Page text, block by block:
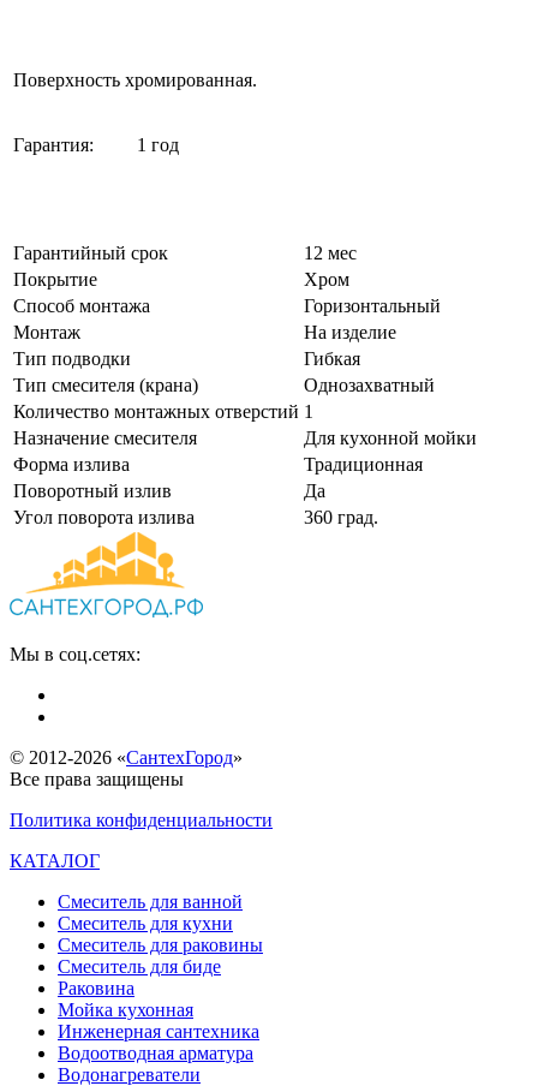
Поверхность хромированная.
Гарантия: 1 год
Гарантийный срок
12 мес
Покрытие
Хром
Способ монтажа
Горизонтальный
Монтаж
На изделие
Тип подводки
Гибкая
Тип смесителя (крана)
Однозахватный
Количество монтажных отверстий 1
Назначение смесителя
Для кухонной мойки
Форма излива
Традиционная
Поворотный излив
Да
Угол поворота излива
360 град.
Мы в соц.сетях:
© 2012-2026 «СантехГород»
Все права защищены
Политика конфиденциальности
КАТАЛОГ
Смеситель для ванной
Смеситель для кухни
Смеситель для раковины
Смеситель для биде
Раковина
Мойка кухонная
Инженерная сантехника
Водоотводная арматура
Водонагреватели